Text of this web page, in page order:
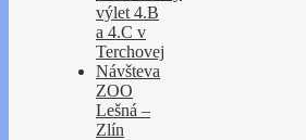
výlet 4.B
a 4.C v
Terchovej
Návšteva
ZOO
Lešná –
Zlín